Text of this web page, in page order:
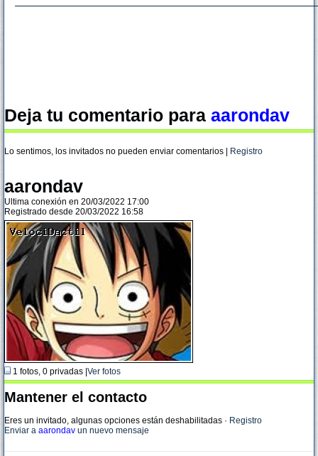
Deja tu comentario para aarondav
Lo sentimos, los invitados no pueden enviar comentarios | Registro
aarondav
Ultima conexión en 20/03/2022 17:00
Registrado desde 20/03/2022 16:58
1 fotos, 0 privadas | Ver fotos
Mantener el contacto
Eres un invitado, algunas opciones están deshabilitadas · Registro
Enviar a aarondav un nuevo mensaje